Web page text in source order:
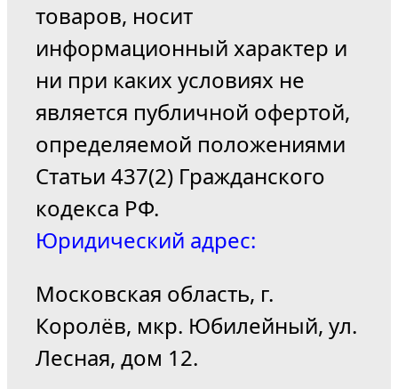
товаров, носит
информационный характер и
ни при каких условиях не
является публичной офертой,
определяемой положениями
Статьи 437(2) Гражданского
кодекса РФ.
Юридический адрес:
Московская область, г.
Королёв, мкр. Юбилейный, ул.
Лесная, дом 12.